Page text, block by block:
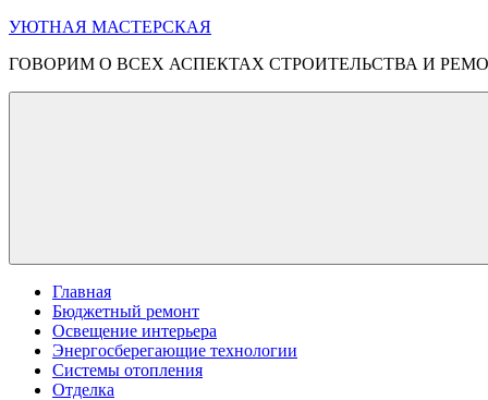
Перейти
содержимому
УЮТНАЯ МАСТЕРСКАЯ
ГОВОРИМ О ВСЕХ АСПЕКТАХ СТРОИТЕЛЬСТВА И
Меню
Главная
Бюджетный ремонт
Освещение интерьера
Энергосберегающие технологии
Системы отопления
Отделка